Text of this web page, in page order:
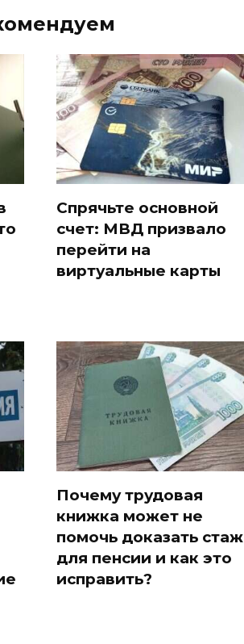
Спрячьте основной
счет: МВД призвало
перейти на
виртуальные карты
Почему трудовая
книжка может не
помочь доказать стаж
для пенсии и как это
исправить?